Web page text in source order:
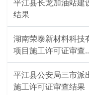
平江县长龙加油站建
结果
湖南荣泰新材料科技
项目施工许可证审查
平江县公安局三市派
施工许可证审查结果